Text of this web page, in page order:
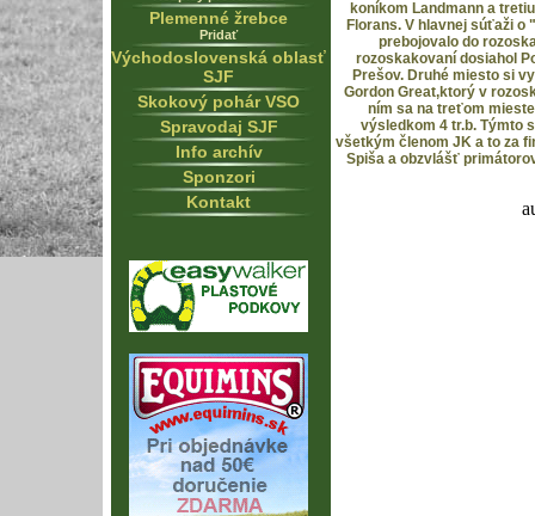
Plemenné žrebce
Pridať
Východoslovenská oblasť
SJF
Skokový pohár VSO
Spravodaj SJF
Info archív
Sponzori
Kontakt
koníkom Landmann a
Florans. V hlavnej súťaži o
prebojovalo do
rozoskakovaní dosiahol
Prešov. Druhé miesto si
Gordon Great,ktorý v
ním sa na treťom
výsledkom 4 tr.b. Týmto
všetkým členom JK a to za
Spiša a obzvlášť